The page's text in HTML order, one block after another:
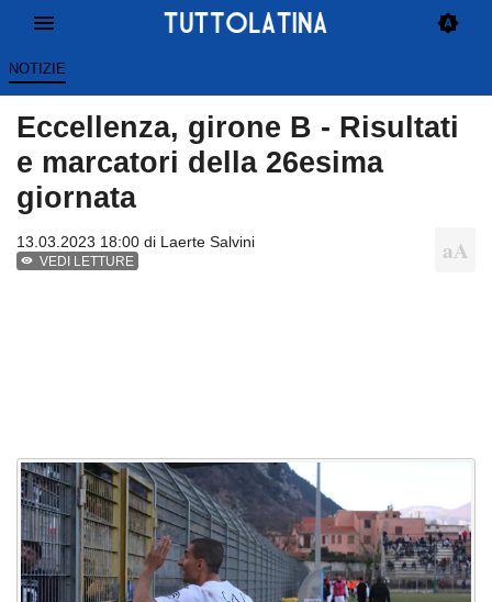
NOTIZIE
Eccellenza, girone B - Risultati
e marcatori della 26esima
giornata
13.03.2023 18:00 di Laerte Salvini
VEDI LETTURE